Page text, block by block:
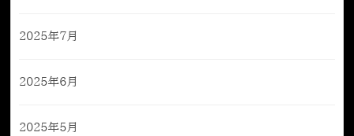
2025年7月
2025年6月
2025年5月